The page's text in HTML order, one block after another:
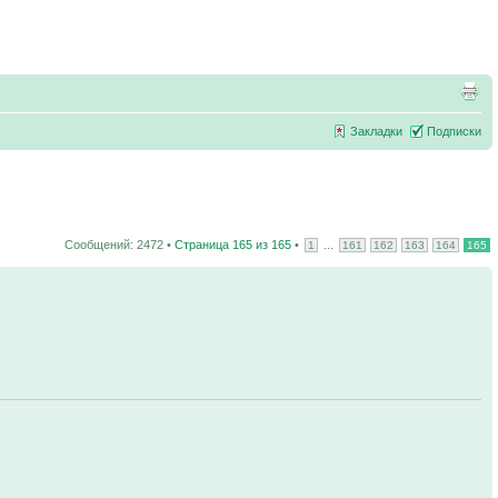
Закладки Подписки
Сообщений: 2472 • Страница 165 из 165 • 1 161 162 163 164 165